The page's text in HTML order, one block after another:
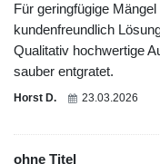
Für geringfügige
kundenfreundlich
Qualitativ hochwertige
sauber entgratet.
Horst D. 23.03.2026
ohne Titel